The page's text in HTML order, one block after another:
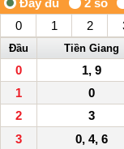
0 1 2
Đầu Tiền Giang
0 1, 9
1
0
2
3
3
0, 4, 6